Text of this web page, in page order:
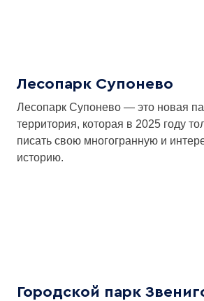
Лесопарк Супонево
Лесопарк Супонево — это новая
территория, которая в 2025 году
писать свою многогранную и
историю.
Городской парк